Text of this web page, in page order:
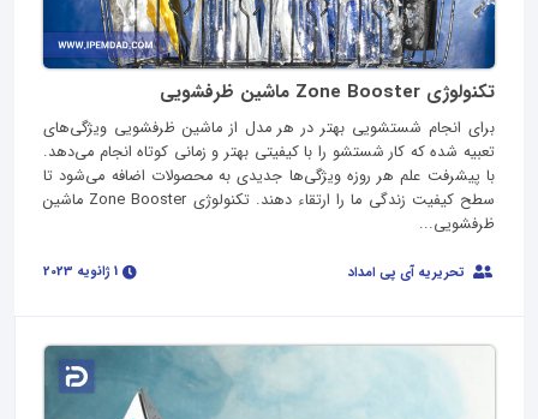
تکنولوژی Zone Booster ماشین ظرفشویی
برای انجام شستشویی بهتر در هر مدل از ماشین ظرفشویی ویژگی‌های
تعبیه شده که کار شستشو را با کیفیتی بهتر و زمانی کوتاه انجام می‌دهد.
با پیشرفت علم هر روزه ویژگی‌ها جدیدی به محصولات اضافه می‌شود تا
سطح کیفیت زندگی ما را ارتقاء دهند. تکنولوژی Zone Booster ماشین
ظرفشویی...
تحریریه آی پی امداد